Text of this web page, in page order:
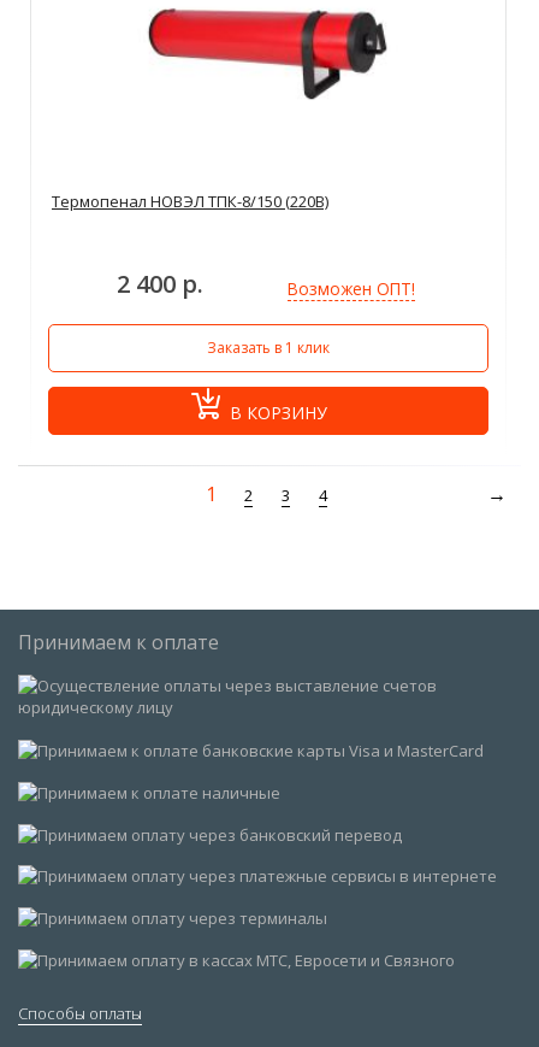
Термопенал НОВЭЛ ТПК-8/150 (220В)
2 400 р. Возможен ОПТ!
Заказать в 1 клик
В КОРЗИНУ
1 2 3 4
Принимаем к оплате
Способы оплаты